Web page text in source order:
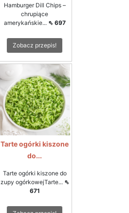
Hamburger Dill Chips –
chrupiące
amerykańskie... ⇖ 697
Zobacz przepis!
Tarte ogórki kiszone
do...
Tarte ogórki kiszone do
zupy ogórkowejTarte... ⇖
671